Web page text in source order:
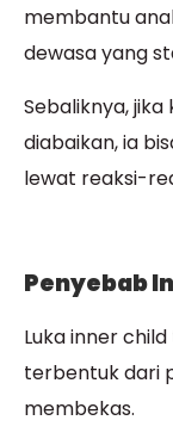
membantu
dewasa yang
Sebaliknya,
diabaikan, ia
lewat reaksi-
Penyebab
Luka inner
terbentuk dari
membekas.